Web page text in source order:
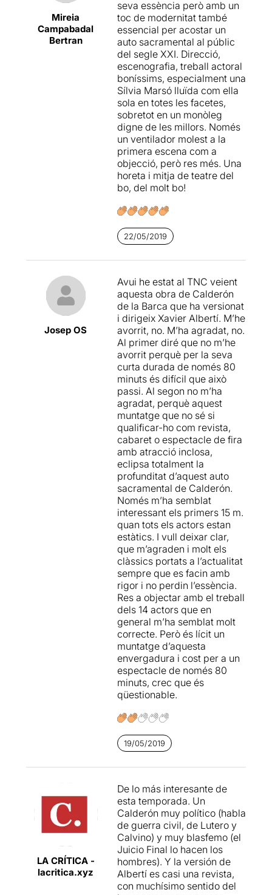
fascinats per l'actuació
deRoberto G. Alonso),
la Gula (magníficOriol
Genís).
Espectacular l'escenografia
de Max Glaenzelque
acompanya perfectament
l'exquisida coreografia del
moviment de Roberto G.
Alonsoi la música que
inclou cançons de revista,
Monteverdi o Bach per
acabar amb Domenico
Modugno i la seva coneguda
cançó, “Il mondo”. Val a dir
queels números musicals
són, per nosaltres, un dels
punts forts de la posada en
escena.
hem gaudit d'un espectacle
excel·lent, original i divertit,
amb un magnífic treball
grupal.Una aposta molt
arriscadaque ens ha
permès si no conèixer en
profunditat, si almenys
apropar-nos des d'una
perspectiva actual, al que
representava per aquella
època aquest tipus
d'espectacle.
Una proposta que de ben
segur serà considerat
excessiu per alguns,
irreverent amb el gènere per
altres, però quea nosaltres
ens ha convençut
plenament, ens ho hem
passat molt i molt bé i que
per tant recomanem, si o sí.
Per poder veure la ressenya
original, només cal clicar en
aquestENLLAÇ
Mireia
Campabadal
Bertran
seva essència però amb un
toc de modernitat també
essencial per acostar un
auto sacramental al públic
del segle XXI. Direcció,
escenografia, treball actoral
boníssims, especialment una
Sílvia Marsó lluïda com ella
sola en totes les facetes,
sobretot en un monòleg
digne de les millors. Només
un ventilador molest a la
primera escena com a
objecció, però res més. Una
horeta i mitja de teatre del
bo, del molt bo!
22/05/2019
Josep OS
Avui he estat al TNC veient
aquesta obra de Calderón
de la Barca que ha versionat
i dirigeix Xavier Albertí. M’he
avorrit, no. M’ha agradat, no.
Al primer diré que no m’he
avorrit perquè per la seva
curta durada de només 80
minuts és difícil que això
passi. Al segon no m’ha
agradat, perquè aquest
muntatge que no sé si
qualificar-ho com revista,
cabaret o espectacle de fira
amb atracció inclosa,
eclipsa totalment la
profunditat d’aquest auto
sacramental de Calderón.
Només m’ha semblat
interessant els primers 15 m.
quan tots els actors estan
estàtics. I vull deixar clar,
que m’agraden i molt els
clàssics portats a l’actualitat
sempre que es facin amb
rigor i no perdin l’essència.
Res a objectar amb el treball
dels 14 actors que en
general m’ha semblat molt
correcte. Però és lícit un
muntatge d’aquesta
envergadura i cost per a un
espectacle de només 80
minuts, crec que és
qüestionable.
19/05/2019
LA CRÍTICA -
lacritica.xyz
De lo más interesante de
esta temporada. Un
Calderón muy político (habla
de guerra civil, de Lutero y
Calvino) y muy blasfemo (el
Juicio Final lo hacen los
hombres). Y la versión de
Albertí es casi una revista,
con muchísimo sentido del